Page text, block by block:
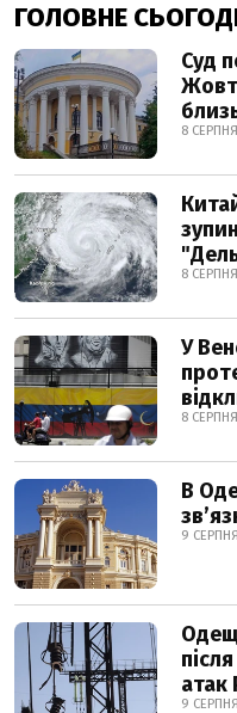
ГОЛОВНЕ
Суд
8
8
У
8
В
9
9